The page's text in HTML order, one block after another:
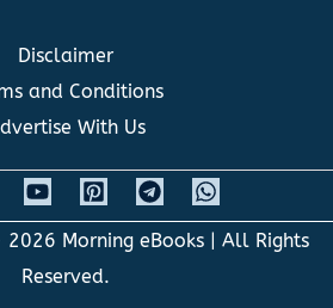
Disclaimer
and Conditions
With Us
2026 Morning eBooks | All Rights
Reserved.